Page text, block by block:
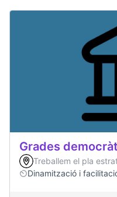
Grades
Treballem el pla
Dinamització i